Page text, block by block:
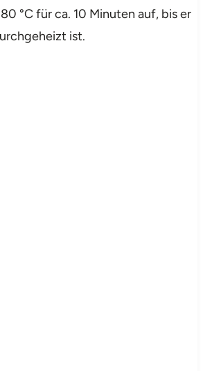
°C für ca. 10 Minuten auf, bis er
ist.